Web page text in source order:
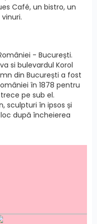
Café, un bistro, un
- București.
si bulevardul Korol
din București a fost
în 1878 pentru
pe sub el.
sculpturi în ipsos și
după încheierea